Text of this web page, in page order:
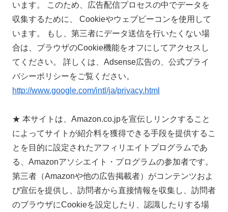
います。 このため、広告配信プロセスの中でデータを
収集するために、 Cookieやウェブビーコンを使用して
います。 もし、第三者にデータ送信を行いたくない場
合は、ブラウザのCookie機能をオフにしてアクセスし
てください。 詳しくは、Adsense広告の、公式プライ
バシーポリシーをご覧ください。
http://www.google.com/intl/ja/privacy.html
★ 本サイトは、Amazon.co.jpを宣伝しリンクすること
によってサイトが紹介料を獲得できる手段を提供するこ
とを目的に設定されたアフィリエイトプログラムであ
る、Amazonアソシエイト・プログラムの参加者です。
第三者（Amazonや他の広告掲載者）がコンテンツおよ
び宣伝を提供し、訪問者から直接情報を収集し、訪問者
のブラウザにCookieを設定したり、認識したりする場